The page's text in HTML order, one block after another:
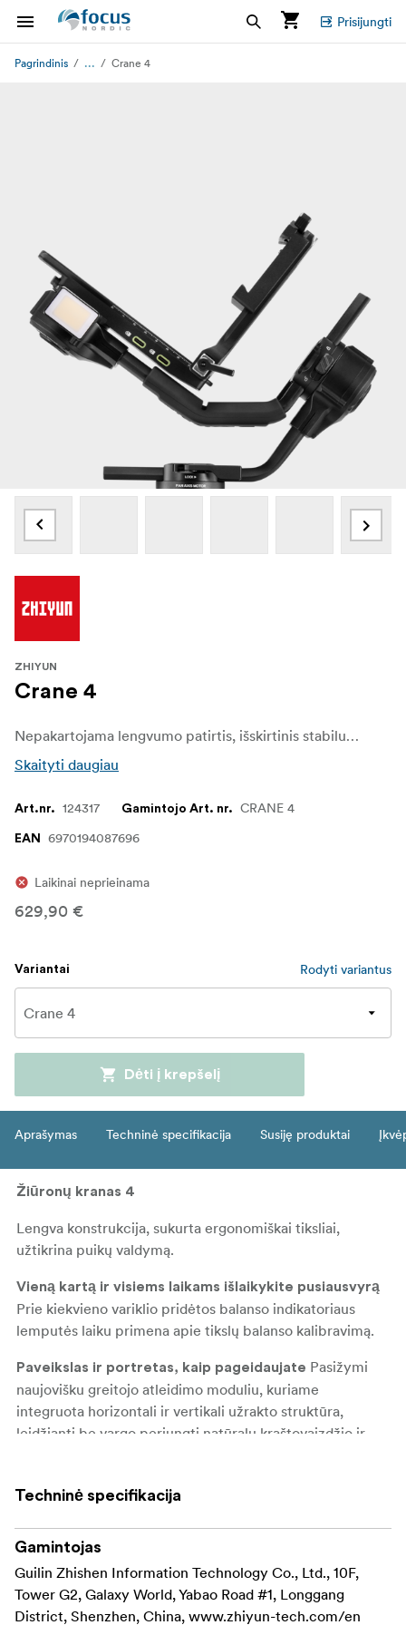
Prisijungti
Pagrindinis ... Crane 4
ZHIYUN
Crane 4
Nepakartojama lengvumo patirtis, išskirtinis stabilumas ir didelė keliamoji galia. Dėl ilgesnės rankos, stipresnių variklių ir pailgintos greitojo nuėmimo plokštelės "Crane 4" be vargo ir saugiai pritvirtina viso kadro DSLR ir kompaktines kino kameras. Išlaisvinkite visą galią neprarasdami portatyvumo.
Skaityti daugiau
Art.nr. 124317 Gamintojo Art. nr. CRANE 4
EAN 6970194087696
Laikinai neprieinama
629,90 €
Variantai Rodyti variantus
Dėti į krepšelį
Aprašymas Techninė specifikacija Susiję produktai
Žiūronų kranas 4
Lengva konstrukcija, sukurta ergonomiškai tiksliai,
užtikrina puikų valdymą.
Vieną kartą ir visiems laikams išlaikykite pusiausvyrą
Prie kiekvieno variklio pridėtos balanso indikatoriaus
lemputės laiku primena apie tikslų balanso kalibravimą.
Paveikslas ir portretas, kaip pageidaujate Pasižymi
naujovišku greitojo atleidimo moduliu, kuriame
integruota horizontali ir vertikali užrakto struktūra,
leidžianti be vargo perjungti natūralų kraštovaizdžio ir
Revoliucinis stropo režimas su universalia stropo
timpos rankena (įskaitant kombinuotą versiją) kartu su
lanksčia riešo atrama (įskaitant kombinuotą versiją), kuria
galima tiksliai reguliuoti kampą, gerokai sumažina
fotografavimo nuovargį ir kartu leidžia tiksliau valdyti
Techninė specifikacija
Gamintojas
Guilin Zhishen Information Technology Co., Ltd., 10F,
Tower G2, Galaxy World, Yabao Road #1, Longgang
District, Shenzhen, China, www.zhiyun-tech.com/en